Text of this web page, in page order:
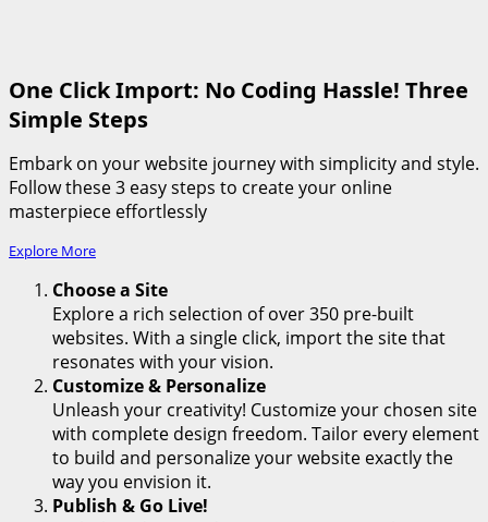
One Click Import: No Coding Hassle! Three
Simple Steps
Embark on your website journey with simplicity and style.
Follow these 3 easy steps to create your online
masterpiece effortlessly
Explore More
Choose a Site
Explore a rich selection of over 350 pre-built
websites. With a single click, import the site that
resonates with your vision.
Customize & Personalize
Unleash your creativity! Customize your chosen site
with complete design freedom. Tailor every element
to build and personalize your website exactly the
way you envision it.
Publish & Go Live!